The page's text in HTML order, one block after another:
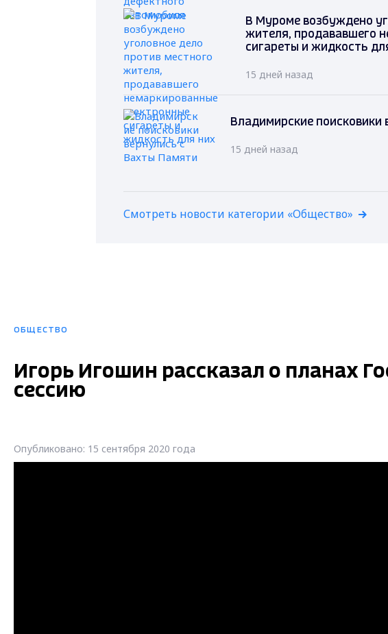
В Муроме возбуждено
жителя, продававшего
сигареты и жидкость
15 дней назад
Владимирские поисковики
15 дней назад
Смотреть новости категории «Общество»
ОБЩЕСТВО
Игорь Игошин рассказал о планах
сессию
Опубликовано: 15 сентября 2020 года